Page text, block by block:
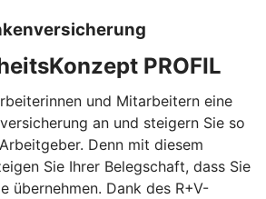
PROFIL
und Mitarbeitern eine
an und steigern Sie so
Denn mit diesem
Sie Ihrer Belegschaft, dass Sie
übernehmen. Dank des R+V-